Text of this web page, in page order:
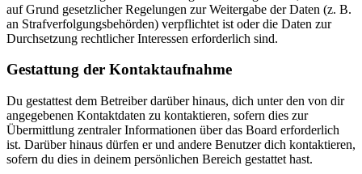
auf Grund gesetzlicher Regelungen zur Weitergabe der Daten (z. B.
an Strafverfolgungsbehörden) verpflichtet ist oder die Daten zur
Durchsetzung rechtlicher Interessen erforderlich sind.
Gestattung der Kontaktaufnahme
Du gestattest dem Betreiber darüber hinaus, dich unter den von dir
angegebenen Kontaktdaten zu kontaktieren, sofern dies zur
Übermittlung zentraler Informationen über das Board erforderlich
ist. Darüber hinaus dürfen er und andere Benutzer dich kontaktieren,
sofern du dies in deinem persönlichen Bereich gestattet hast.